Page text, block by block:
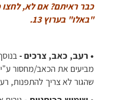
כבר ראיתם? אם לא,
"באלו" בערוץ 13.
• רעב, כאב, צרכים -
מביעים את הכאב/מחסור
שהגור לא צריך להתפנות,